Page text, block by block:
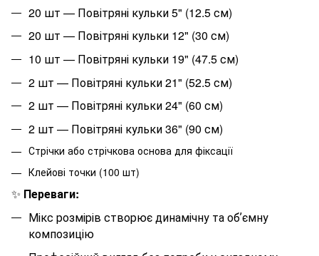
20 шт — Повітряні кульки 5" (12.5 см)
20 шт — Повітряні кульки 12" (30 см)
10 шт — Повітряні кульки 19" (47.5 см)
2 шт — Повітряні кульки 21" (52.5 см)
2 шт — Повітряні кульки 24" (60 см)
2 шт — Повітряні кульки 36" (90 см)
Стрічки або стрічкова основа для фіксації
Клейові точки (100 шт)
✨ Переваги:
Мікс розмірів створює динамічну та обʼємну
композицію